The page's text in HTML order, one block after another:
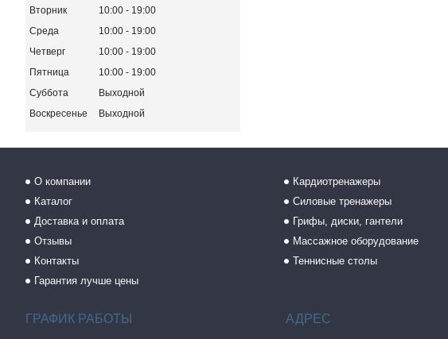
Вторник
10:00
19:00
Среда
10:00
19:00
Четверг
10:00
19:00
Пятница
10:00
19:00
Суббота
Выходной
Воскресенье
Выходной
О компании
Каталог
Доставка и оплата
Отзывы
Контакты
Гарантия лучше цены
Кардиотренажеры
Силовые тренажеры
Грифы, диски, гантели
Массажное оборудование
Теннисные столы
ГРАФИК РАБОТЫ